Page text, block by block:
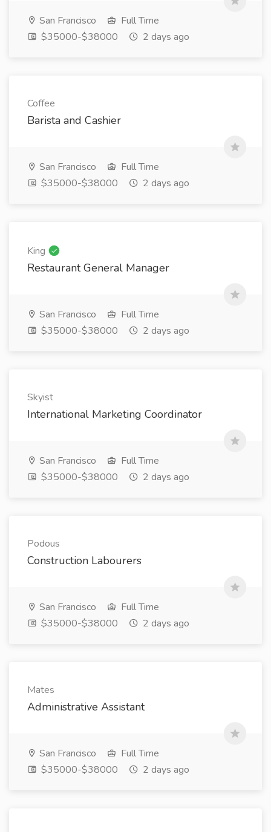
San Francisco
Full Time
$35000-$38000
2 days ago
Coffee
Barista and Cashier
San Francisco
Full Time
$35000-$38000
2 days ago
King
Restaurant General Manager
San Francisco
Full Time
$35000-$38000
2 days ago
Skyist
International Marketing Coordinator
San Francisco
Full Time
$35000-$38000
2 days ago
Podous
Construction Labourers
San Francisco
Full Time
$35000-$38000
2 days ago
Mates
Administrative Assistant
San Francisco
Full Time
$35000-$38000
2 days ago